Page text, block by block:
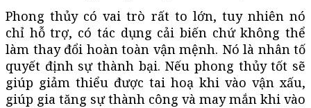
Phong thủy có vai trò rất to lớn, tuy nhiên nó
chỉ hỗ trợ, có tác dụng cải biến chứ không thể
làm thay đổi hoàn toàn vận mệnh. Nó là nhân tố
quyết định sự thành bại. Nếu phong thủy tốt sẽ
giúp giảm thiểu được tai hoạ khi vào vận xấu,
giúp gia tăng sự thành công và may mắn khi vào